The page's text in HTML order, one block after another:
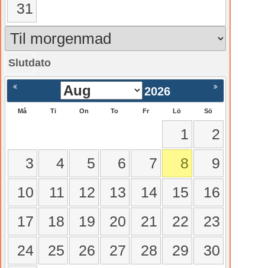
31
Slutdato
Nästa >
2026
Må Ti On To Fr Lö Sö
1
2
3
4 5 6 7 8
9
10
11 12 13 14 15
16
17
18 19 20 21 22
23
24
25 26 27 28 29 30